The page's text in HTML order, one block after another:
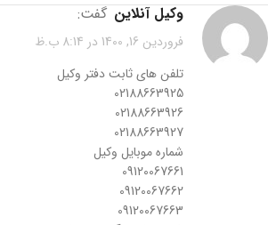
وکیل آنلاین گفت:
فروردین 16, 1400 در 8:14 ب.ظ
تلفن های ثابت دفتر وکیل
02188663925
02188663926
02188663927
شماره موبایل وکیل
09120067661
09120067662
09120067663